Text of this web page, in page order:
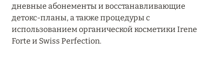
дневные абонементы и восстанавливающие
детокс-планы, а также процедуры с
использованием органической косметики Irene
Forte и Swiss Perfection.